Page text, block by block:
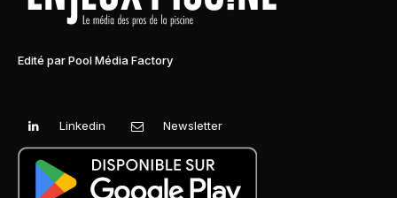
Edité par Pool Média Factory
Linkedin Newsletter